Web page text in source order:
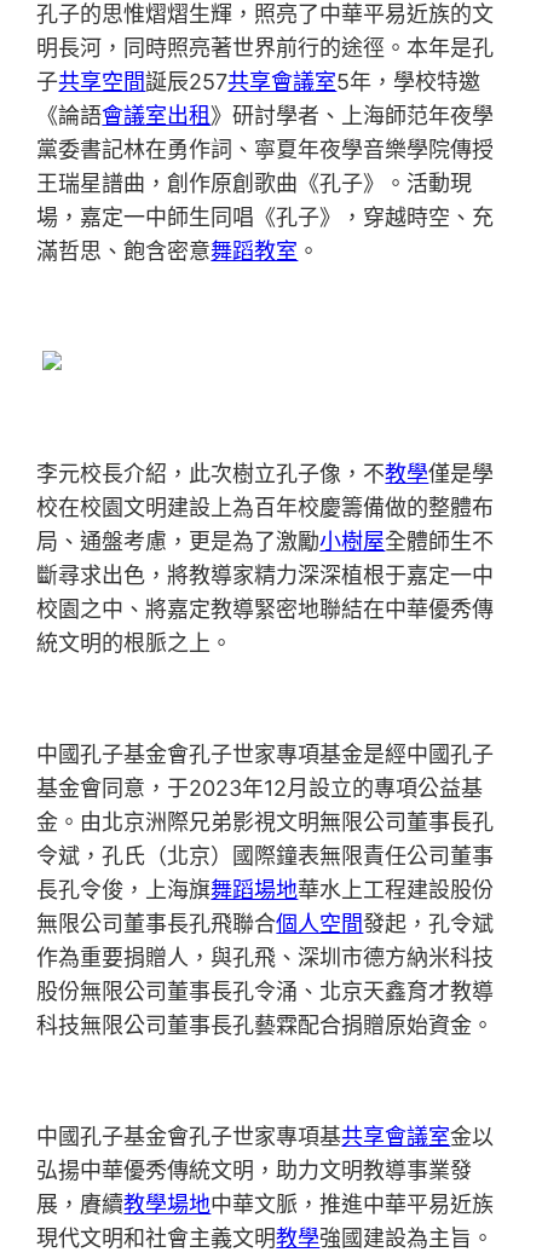
孔子的思惟熠熠生輝，照亮了中華平易近族的文
明長河，同時照亮著世界前行的途徑。本年是孔
子共享空間誕辰257共享會議室5年，學校特邀
《論語會議室出租》研討學者、上海師范年夜學
黨委書記林在勇作詞、寧夏年夜學音樂學院傳授
王瑞星譜曲，創作原創歌曲《孔子》。活動現
場，嘉定一中師生同唱《孔子》，穿越時空、充
滿哲思、飽含密意舞蹈教室 。
李元校長介紹，此次樹立孔子像，不教學僅是學
校在校園文明建設上為百年校慶籌備做的整體布
局、通盤考慮，更是為了激勵小樹屋全體師生不
斷尋求出色，將教導家精力深深植根于嘉定一中
校園之中、將嘉定教導緊密地聯結在中華優秀傳
統文明的根脈之上。
中國孔子基金會孔子世家專項基金是經中國孔子
基金會同意，于2023年12月設立的專項公益基
金。由北京洲際兄弟影視文明無限公司董事長孔
令斌，孔氏（北京）國際鐘表無限責任公司董事
長孔令俊，上海旗舞蹈場地華水上工程建設股份
無限公司董事長孔飛聯合個人空間發起，孔令斌
作為重要捐贈人，與孔飛、深圳市德方納米科技
股份無限公司董事長孔令涌、北京天鑫育才教導
科技無限公司董事長孔藝霖配合捐贈原始資金。
中國孔子基金會孔子世家專項基共享會議室金以
弘揚中華優秀傳統文明，助力文明教導事業發
展，賡續教學場地中華文脈，推進中華平易近族
現代文明和社會主義文明教學強國建設為主旨。